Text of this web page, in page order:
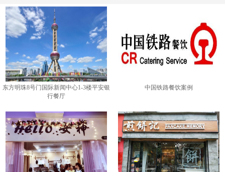
东方明珠8号门国际新闻中心1-3楼平安银
行餐厅
中国铁路餐饮案例